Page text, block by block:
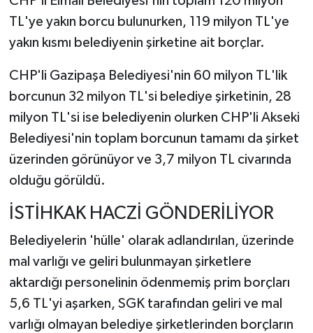
TL'ye yakın borcu bulunurken, 119 milyon TL'ye
yakın kısmı belediyenin şirketine ait borçlar.
CHP'li Gazipaşa Belediyesi'nin 60 milyon TL'lik
borcunun 32 milyon TL'si belediye şirketinin, 28
milyon TL'si ise belediyenin olurken CHP'li Akseki
Belediyesi'nin toplam borcunun tamamı da şirket
üzerinden görünüyor ve 3,7 milyon TL civarında
olduğu görüldü.
İSTİHKAK HACZİ GÖNDERİLİYOR
Belediyelerin 'hülle' olarak adlandırılan, üzerinde
mal varlığı ve geliri bulunmayan şirketlere
aktardığı personelinin ödenmemiş prim borçları
5,6 TL'yi aşarken, SGK tarafından geliri ve mal
varlığı olmayan belediye şirketlerinden borçların